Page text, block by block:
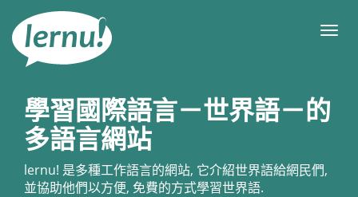
目
學習國際語言－世界語－的
多語言網站
lernu! 是多種工作語言的網站, 它介紹世界語給網民們,
並協助他們以方便, 免費的方式學習世界語.